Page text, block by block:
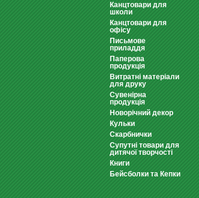
Канцтовари для
школи
Канцтовари для
офісу
Письмове
приладдя
Паперова
продукція
Витратні матеріали
для друку
Сувенірна
продукція
Новорічний декор
Кульки
Скарбнички
Супутні товари для
дитячої творчості
Книги
Бейсболки та Кепки